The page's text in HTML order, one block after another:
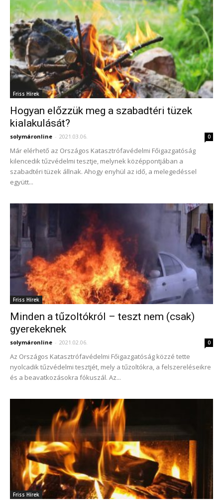
Friss Hírek
Hogyan előzzük meg a szabadtéri tüzek
kialakulását?
solymáronline - 2021.03.06. 0
Már elérhető az Országos Katasztrófavédelmi Főigazgatóság
kilencedik tűzvédelmi tesztje, melynek középpontjában a
szabadtéri tüzek állnak. Ahogy enyhül az idő, a melegedéssel
együtt...
Friss Hírek
Minden a tűzoltókról – teszt nem (csak)
gyerekeknek
solymáronline - 2021.02.06. 0
Az Országos Katasztrófavédelmi Főigazgatóság közzé tette
nyolcadik tűzvédelmi tesztjét, mely a tűzoltókra, a felszereléseikre
és a beavatkozásokra fókuszál. Az...
Friss Hírek